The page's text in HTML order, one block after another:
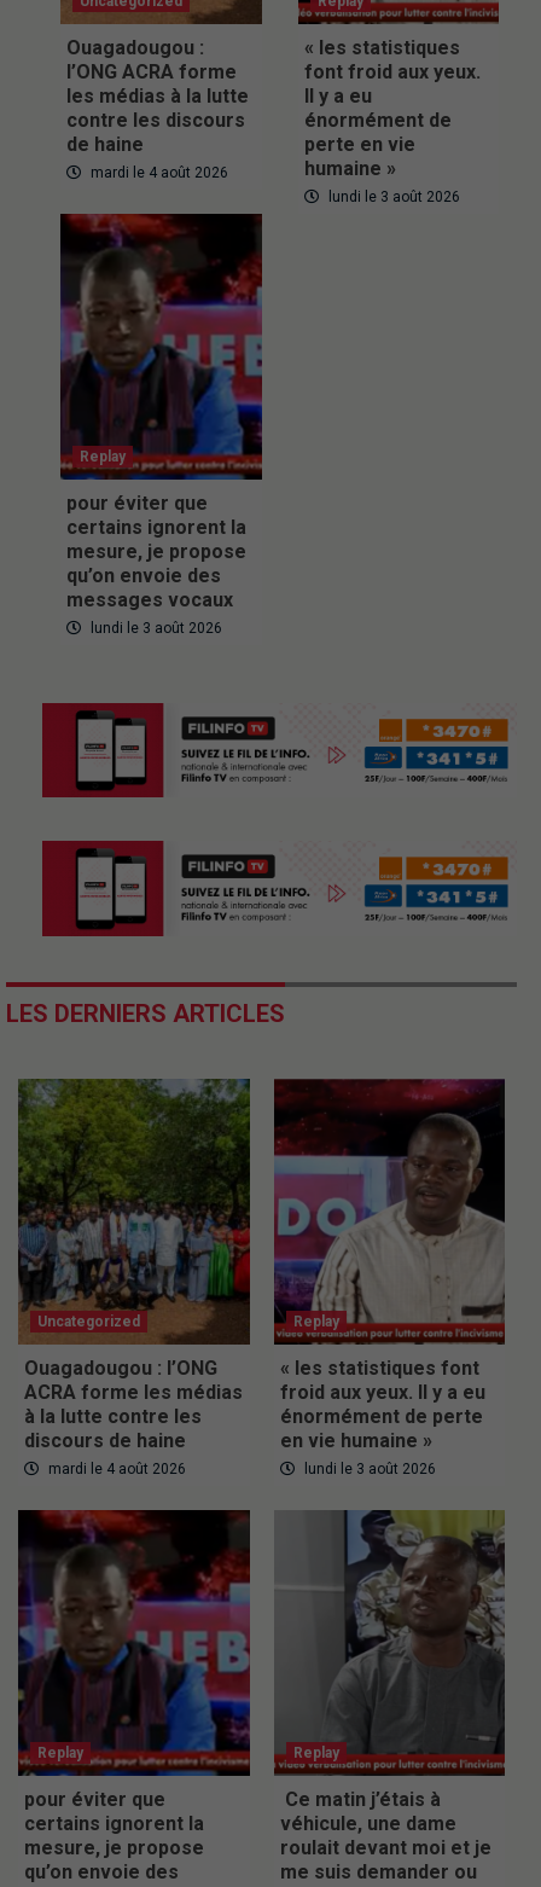
Ouagadougou :
l’ONG ACRA forme
les médias à la lutte
contre les discours
de haine
mardi le 4 août 2026
« les statistiques
font froid aux yeux.
Il y a eu
énormément de
perte en vie
humaine »
lundi le 3 août 2026
Replay
pour éviter que
certains ignorent la
mesure, je propose
qu’on envoie des
messages vocaux
lundi le 3 août 2026
LES DERNIERS ARTICLES
Uncategorized
Ouagadougou : l’ONG
ACRA forme les médias
à la lutte contre les
discours de haine
mardi le 4 août 2026
Replay
« les statistiques font
froid aux yeux. Il y a eu
énormément de perte
en vie humaine »
lundi le 3 août 2026
Replay
pour éviter que
certains ignorent la
mesure, je propose
qu’on envoie des
Replay
Ce matin j’étais à
véhicule, une dame
roulait devant moi et je
me suis demander ou